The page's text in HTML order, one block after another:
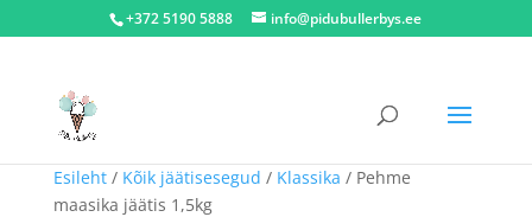
+372 5190 5888 info@pidubullerbys.ee
Esileht/ Kõik jäätisesegud / Klassika / Pehme
maasika jäätis 1,5kg